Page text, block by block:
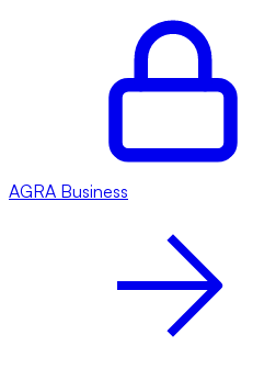
AGRA Business